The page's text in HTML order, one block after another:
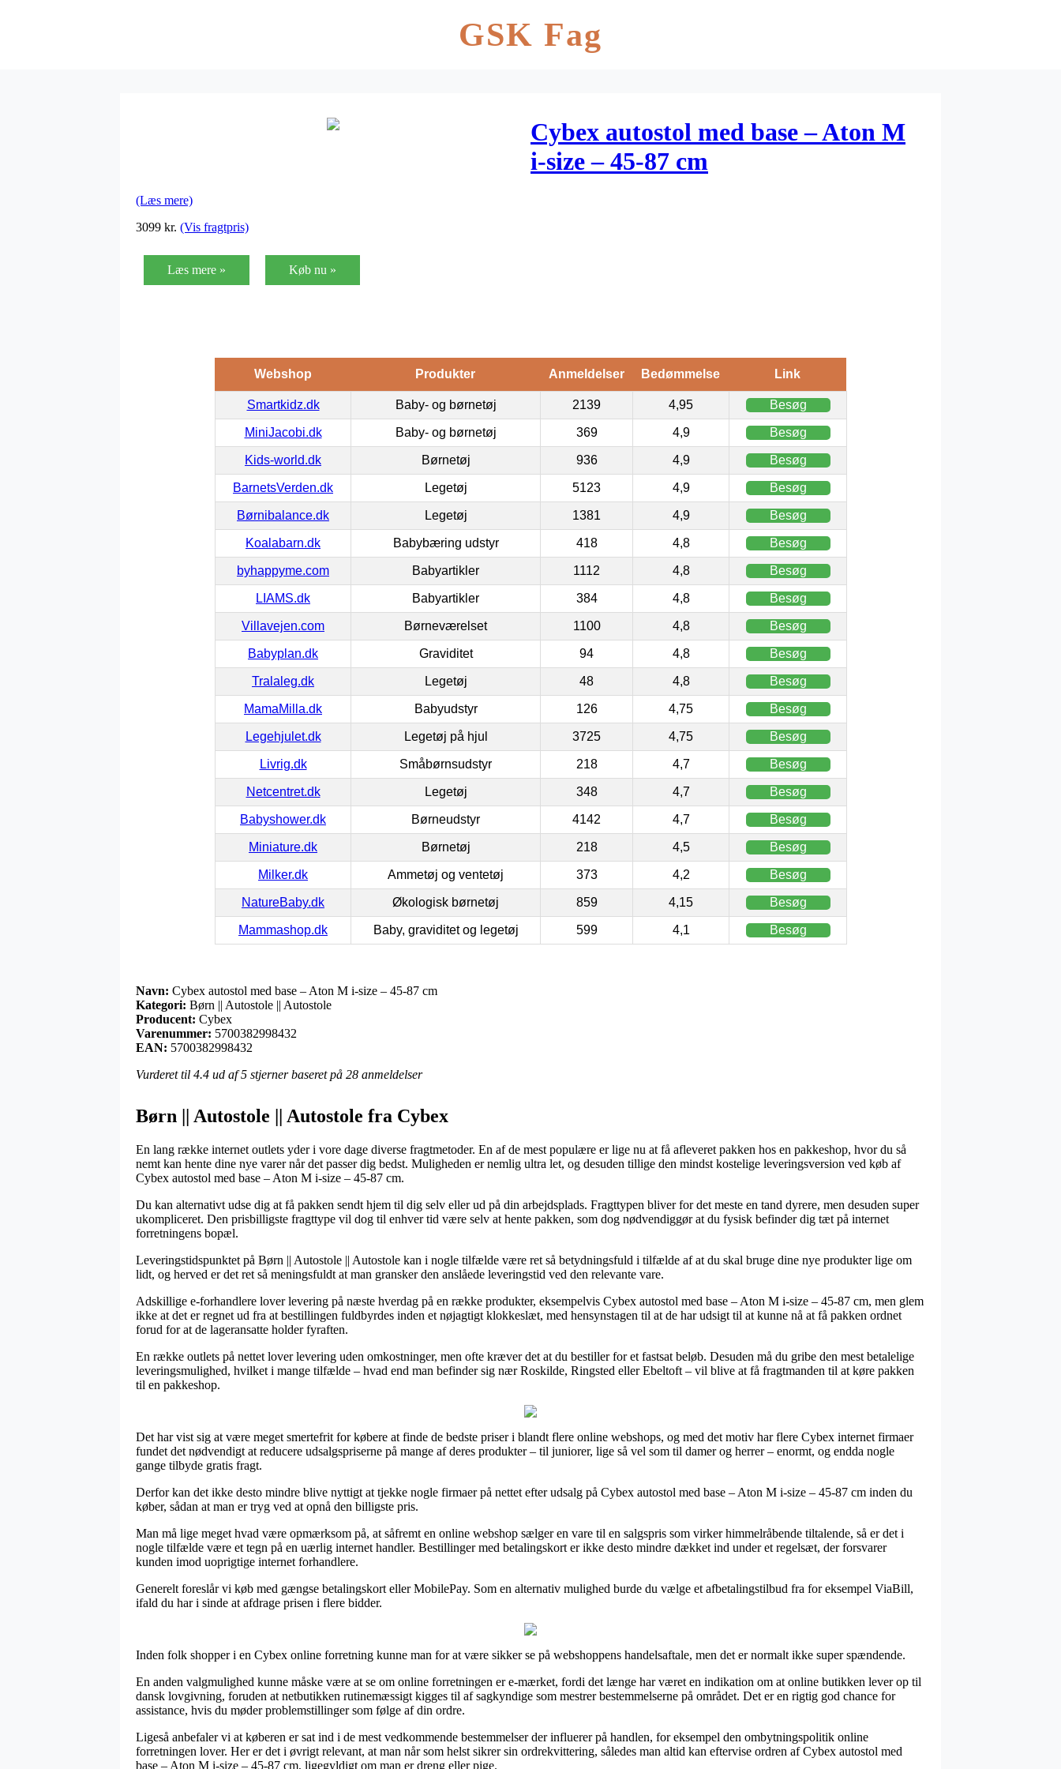
GSK Fag
Cybex autostol med base – Aton M
i-size – 45-87 cm
(Læs mere)
3099 kr. (Vis fragtpris)
Læs mere » Køb nu »
Webshop Produkter Anmeldelser Bedømmelse Link
Smartkidz.dk Baby- og børnetøj 2139 4,95 Besøg
MiniJacobi.dk Baby- og børnetøj 369 4,9 Besøg
Kids-world.dk Børnetøj 936 4,9 Besøg
BarnetsVerden.dk Legetøj 5123 4,9 Besøg
Børnibalance.dk Legetøj 1381 4,9 Besøg
Koalabarn.dk Babybæring udstyr 418 4,8 Besøg
byhappyme.com Babyartikler 1112 4,8 Besøg
LIAMS.dk Babyartikler 384 4,8 Besøg
Villavejen.com Børneværelset 1100 4,8 Besøg
Babyplan.dk Graviditet 94 4,8 Besøg
Tralaleg.dk Legetøj 48 4,8 Besøg
MamaMilla.dk Babyudstyr 126 4,75 Besøg
Legehjulet.dk Legetøj på hjul 3725 4,75 Besøg
Livrig.dk Småbørnsudstyr 218 4,7 Besøg
Netcentret.dk Legetøj 348 4,7 Besøg
Babyshower.dk Børneudstyr 4142 4,7 Besøg
Miniature.dk Børnetøj 218 4,5 Besøg
Milker.dk Ammetøj og ventetøj 373 4,2 Besøg
NatureBaby.dk Økologisk børnetøj 859 4,15 Besøg
Mammashop.dk Baby, graviditet og legetøj 599 4,1 Besøg
Navn: Cybex autostol med base – Aton M i-size – 45-87 cm
Kategori: Børn || Autostole || Autostole
Producent: Cybex
Varenummer: 5700382998432
EAN: 5700382998432
Vurderet til 4.4 ud af 5 stjerner baseret på 28 anmeldelser
Børn || Autostole || Autostole fra Cybex
En lang række internet outlets yder i vore dage diverse fragtmetoder. En af de mest populære er lige nu at få afleveret pakken hos en pakkeshop, hvor du så
nemt kan hente dine nye varer når det passer dig bedst. Muligheden er nemlig ultra let, og desuden tillige den mindst kostelige leveringsversion ved køb af
Cybex autostol med base – Aton M i-size – 45-87 cm.
Du kan alternativt udse dig at få pakken sendt hjem til dig selv eller ud på din arbejdsplads. Fragttypen bliver for det meste en tand dyrere, men desuden super
ukompliceret. Den prisbilligste fragttype vil dog til enhver tid være selv at hente pakken, som dog nødvendiggør at du fysisk befinder dig tæt på internet
forretningens bopæl.
Leveringstidspunktet på Børn || Autostole || Autostole kan i nogle tilfælde være ret så betydningsfuld i tilfælde af at du skal bruge dine nye produkter lige om
lidt, og herved er det ret så meningsfuldt at man gransker den anslåede leveringstid ved den relevante vare.
Adskillige e-forhandlere lover levering på næste hverdag på en række produkter, eksempelvis Cybex autostol med base – Aton M i-size – 45-87 cm, men glem
ikke at det er regnet ud fra at bestillingen fuldbyrdes inden et nøjagtigt klokkeslæt, med hensynstagen til at de har udsigt til at kunne nå at få pakken ordnet
forud for at de lageransatte holder fyraften.
En række outlets på nettet lover levering uden omkostninger, men ofte kræver det at du bestiller for et fastsat beløb. Desuden må du gribe den mest betalelige
leveringsmulighed, hvilket i mange tilfælde – hvad end man befinder sig nær Roskilde, Ringsted eller Ebeltoft – vil blive at få fragtmanden til at køre pakken
til en pakkeshop.
Det har vist sig at være meget smertefrit for købere at finde de bedste priser i blandt flere online webshops, og med det motiv har flere Cybex internet firmaer
fundet det nødvendigt at reducere udsalgspriserne på mange af deres produkter – til juniorer, lige så vel som til damer og herrer – enormt, og endda nogle
gange tilbyde gratis fragt.
Derfor kan det ikke desto mindre blive nyttigt at tjekke nogle firmaer på nettet efter udsalg på Cybex autostol med base – Aton M i-size – 45-87 cm inden du
køber, sådan at man er tryg ved at opnå den billigste pris.
Man må lige meget hvad være opmærksom på, at såfremt en online webshop sælger en vare til en salgspris som virker himmelråbende tiltalende, så er det i
nogle tilfælde være et tegn på en uærlig internet handler. Bestillinger med betalingskort er ikke desto mindre dækket ind under et regelsæt, der forsvarer
kunden imod uoprigtige internet forhandlere.
Generelt foreslår vi køb med gængse betalingskort eller MobilePay. Som en alternativ mulighed burde du vælge et afbetalingstilbud fra for eksempel ViaBill,
ifald du har i sinde at afdrage prisen i flere bidder.
Inden folk shopper i en Cybex online forretning kunne man for at være sikker se på webshoppens handelsaftale, men det er normalt ikke super spændende.
En anden valgmulighed kunne måske være at se om online forretningen er e-mærket, fordi det længe har været en indikation om at online butikken lever op til
dansk lovgivning, foruden at netbutikken rutinemæssigt kigges til af sagkyndige som mestrer bestemmelserne på området. Det er en rigtig god chance for
assistance, hvis du møder problemstillinger som følge af din ordre.
Ligeså anbefaler vi at køberen er sat ind i de mest vedkommende bestemmelser der influerer på handlen, for eksempel den ombytningspolitik online
forretningen lover. Her er det i øvrigt relevant, at man når som helst sikrer sin ordrekvittering, således man altid kan eftervise ordren af Cybex autostol med
base – Aton M i-size – 45-87 cm, ligegyldigt om man er dreng eller pige.